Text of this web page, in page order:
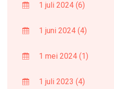
1 juli 2024 (6)
1 juni 2024 (4)
1 mei 2024 (1)
1 juli 2023 (4)